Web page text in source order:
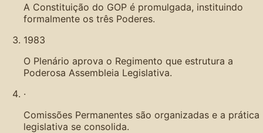
A Constituição do GOP é promulgada, instituindo
formalmente os três Poderes.
1983
O Plenário aprova o Regimento que estrutura a
Poderosa Assembleia Legislativa.
·
Comissões Permanentes são organizadas e a prática
legislativa se consolida.